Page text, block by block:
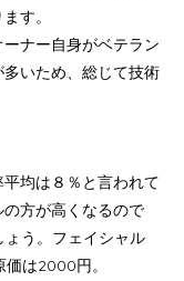
す。
ナー自身がベテラン
いため、総じて技術
均は８％と言われて
方が高くなるので
う。フェイシャル
は2000円。